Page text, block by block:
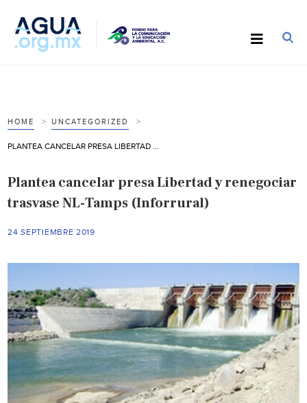
HOME UNCATEGORIZED
Plantea cancelar presa Libertad y renegociar
trasvase NL-Tamps (Inforrural)
24 SEPTIEMBRE 2019